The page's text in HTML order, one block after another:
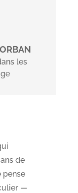
les
de
pense
—